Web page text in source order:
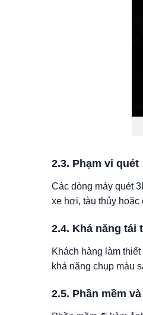
2.3. Phạm vi quét
Các dòng máy quét
xe hơi, tàu thủy
2.4. Khả năng tái
Khách hàng làm
khả năng chụp màu
2.5. Phần mềm